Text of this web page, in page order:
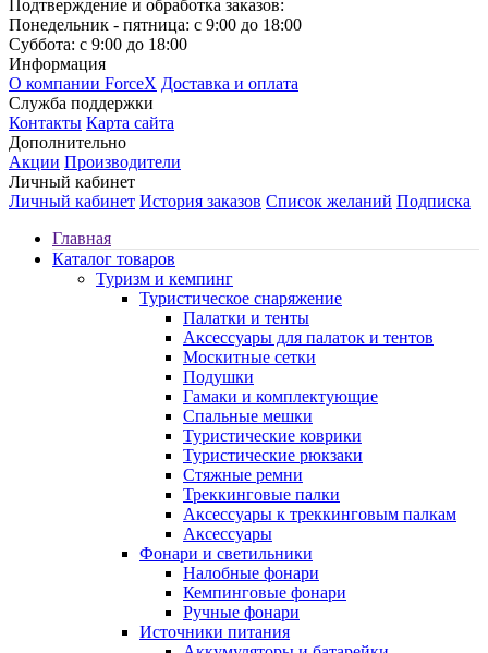
Подтверждение и обработка заказов:
Понедельник - пятница: с 9:00 до 18:00
Суббота: с 9:00 до 18:00
Информация
О компании ForceX Доставка и оплата
Служба поддержки
Контакты Карта сайта
Дополнительно
Акции Производители
Личный кабинет
Личный кабинет История заказов Список желаний Подписка
Главная
Каталог товаров
Туризм и кемпинг
Туристическое снаряжение
Палатки и тенты
Аксессуары для палаток и тентов
Москитные сетки
Подушки
Гамаки и комплектующие
Спальные мешки
Туристические коврики
Туристические рюкзаки
Стяжные ремни
Треккинговые палки
Аксессуары к треккинговым палкам
Аксессуары
Фонари и светильники
Налобные фонари
Кемпинговые фонари
Ручные фонари
Источники питания